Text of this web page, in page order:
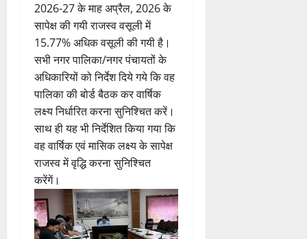
2026-27 के माह अप्रैल, 2026 के
सापेक्ष की गयी राजस्व वसूली में
15.77% अधिक वसूली की गयी है।
सभी नगर पालिका/नगर पंचायतों के
अधिकारियों को निर्देश दिये गये कि वह
पालिका की बोर्ड बैठक कर वार्षिक
लक्ष्य निर्धारित करना सुनिश्चित करें।
साथ ही यह भी निर्देशित किया गया कि
वह वार्षिक एवं मासिक लक्ष्य के सापेक्ष
राजस्व में वृद्धि करना सुनिश्चित
करेंगें।